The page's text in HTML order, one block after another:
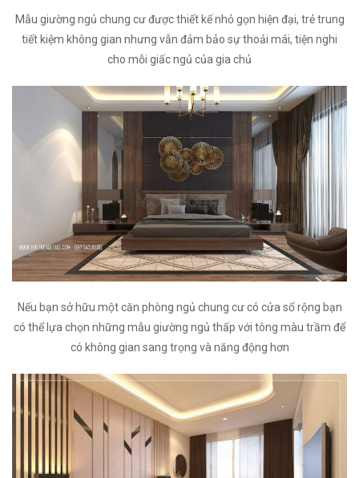
Mẫu giường ngủ chung cư được thiết kế nhỏ gọn hiện đại, trẻ trung
tiết kiệm không gian nhưng vẫn đảm bảo sự thoải mái, tiện nghi
cho mỗi giấc ngủ của gia chủ
Nếu bạn sở hữu một căn phòng ngủ chung cư có cửa sổ rộng bạn
có thể lựa chọn những mẫu giường ngủ thấp với tông màu trầm để
có không gian sang trọng và năng động hơn